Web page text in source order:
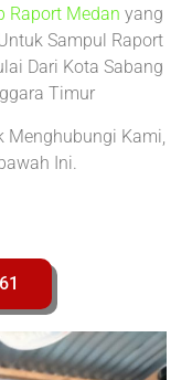
Raport Medan yang
Sampul Raport
Dari Kota Sabang
Timur
Menghubungi Kami,
Ini.